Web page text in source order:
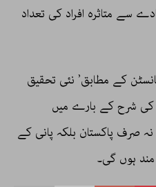
سے متاثرہ افراد کی تعداد
کے مطابق’ نئی تحقیق
کی شرح کے بارے میں
صرف پاکستان بلکہ پانی کے
ہوں گی۔